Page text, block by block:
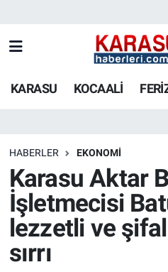
KARASU KOCAALİ
HABERLER EKONOMİ
Karasu Aktar
İşletmecisi
lezzetli ve
sırrı